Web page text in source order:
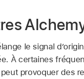
le signal
À certaines
peut provoquer